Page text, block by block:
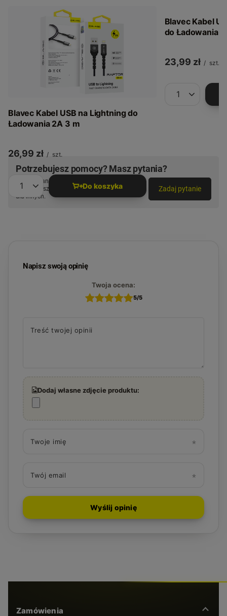
Blavec Kabel USB na Lightning do
Ładowania 2A 3 m
26,99 zł / szt.
Ilość produktów Do koszyka
Blavec Kabel
do Ładowania
23,99 zł / szt.
Ilość
Potrzebujesz pomocy? Masz pytania?
Zadaj pytanie a my odpowiemy niezwłocznie,
najciekawsze pytania i odpowiedzi publikując
dla innych.
Zadaj pytanie
Napisz swoją opinię
Twoja ocena:
5/5
Treść twojej opinii
Dodaj własne zdjęcie produktu:
Twoje imię
Twój email
Wyślij opinię
Zamówienia